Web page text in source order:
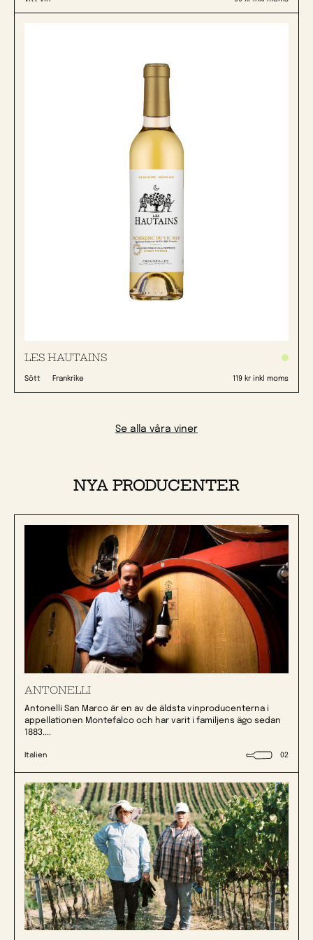
LES HAUTAINS
Sött Frankrike 119 kr inkl moms
Se alla våra viner
NYA PRODUCENTER
ANTONELLI
Antonelli San Marco är en av de äldsta vinproducenterna i
appellationen Montefalco och har varit i familjens ägo sedan
1883....
Italien 02